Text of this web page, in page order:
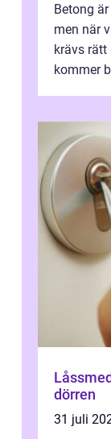
Betong
men när
krävs
kommer
Låssmed trygghet på andra sidan
dörren
31 juli